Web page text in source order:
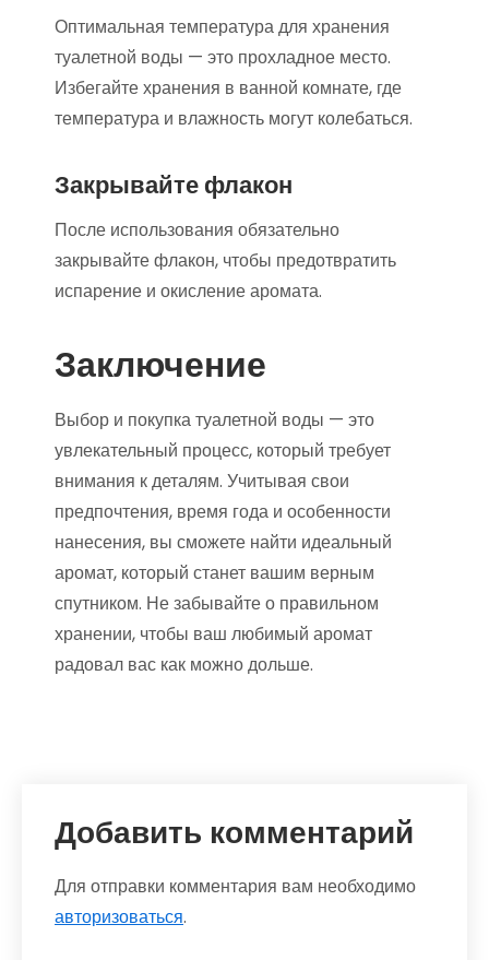
Оптимальная температура для хранения
туалетной воды — это прохладное место.
Избегайте хранения в ванной комнате, где
температура и влажность могут колебаться.
Закрывайте флакон
После использования обязательно
закрывайте флакон, чтобы предотвратить
испарение и окисление аромата.
Заключение
Выбор и покупка туалетной воды — это
увлекательный процесс, который требует
внимания к деталям. Учитывая свои
предпочтения, время года и особенности
нанесения, вы сможете найти идеальный
аромат, который станет вашим верным
спутником. Не забывайте о правильном
хранении, чтобы ваш любимый аромат
радовал вас как можно дольше.
Добавить комментарий
Для отправки комментария вам необходимо
авторизоваться.